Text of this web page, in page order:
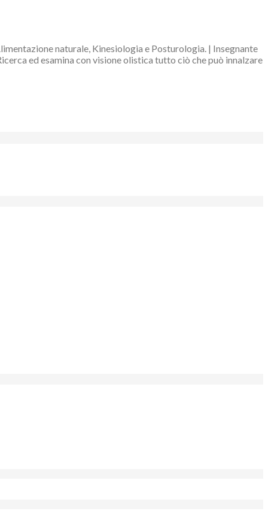
naturale, Kinesiologia e Posturologia. | Insegnante
ed esamina con visione olistica tutto ciò che può innalzare